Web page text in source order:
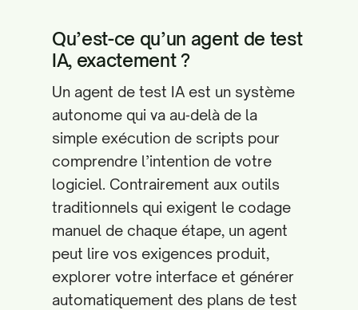
Qu’est-ce qu’un agent de test
IA, exactement ?
Un agent de test IA est un système
autonome qui va au‑delà de la
simple exécution de scripts pour
comprendre l’intention de votre
logiciel. Contrairement aux outils
traditionnels qui exigent le codage
manuel de chaque étape, un agent
peut lire vos exigences produit,
explorer votre interface et générer
automatiquement des plans de test